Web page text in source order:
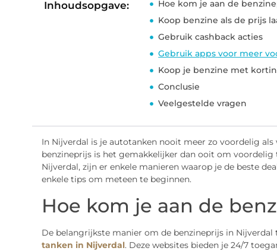
Inhoudsopgave:
Hoe kom je aan de
Koop benzine als de prijs
Gebruik cashback acties
Gebruik apps voor meer
Koop je benzine met
Conclusie
Veelgestelde vragen
In Nijverdal is je autotanken nooit meer zo voordelig
benzineprijs is het gemakkelijker dan ooit om
Nijverdal, zijn er enkele manieren waarop je de beste
enkele tips om meteen te beginnen.
Hoe kom je aan de
De belangrijkste manier om de benzineprijs in Nijverdal
tanken in Nijverdal. Deze websites bieden je 24/7